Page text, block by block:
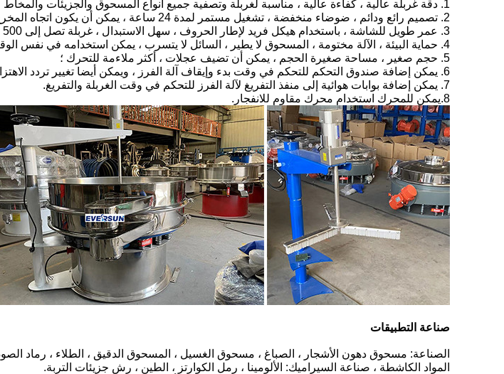
1. دقة غربلة عالية ، كفاءة عالية ، مناسبة لغربلة وتصفية جميع أنواع المسحوق والجزيئات والمخاط وغيرها من المواد.
2. تصميم رائع ودائم ، ضوضاء منخفضة ، تشغيل مستمر لمدة 24 ساعة ، يمكن أن يكون اتجاه المخرج 360 درجة دوران حر.
3. عمر طويل للشاشة ، باستخدام هيكل فريد لإطار الحروف ، سهل الاستبدال ، غربلة تصل إلى 500 شبكة (28 ميكرومتر) ، ترشيح يصل إلى 5 ميكرومتر.
4. حماية البيئة ، الآلة مختومة ، المسحوق لا يطير ، السائل لا يتسرب ، يمكن استخدامه في نفس الوقت مفردة ، متعددة الطبقات ، حتى 5 طبقات ؛
5. حجم صغير ، مساحة صغيرة الحجم ، يمكن أن تضيف عجلات ، أكثر ملاءمة للتحرك ؛
6. يمكن إضافة صندوق التحكم للتحكم في وقت بدء وإيقاف آلة الفرز ، ويمكن أيضا تغيير تردد الاهتزاز.
7. يمكن إضافة بوابات هوائية إلى منفذ التفريغ لآلة الفرز للتحكم في وقت الغربلة والتفريغ.
8.يمكن للمحرك استخدام محرك مقاوم للانفجار.
صناعة التطبيقات
الصناعة: مسحوق دهون الأشجار ، الصباغ ، مسحوق الغسيل ، المسحوق الدقيق ، الطلاء ، رماد
المواد الكاشطة ، صناعة السيراميك: الألومينا ، رمل الكوارتز ، الطين ، رش جزيئات التربة.